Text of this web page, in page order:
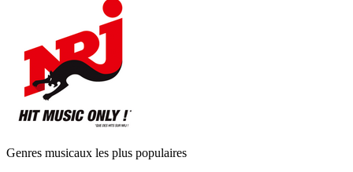
Genres musicaux les plus populaires